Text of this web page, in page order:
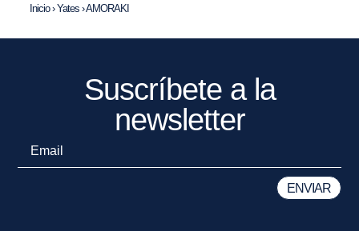
Inicio›Yates ›AMORAKI
Suscríbete a la
newsletter